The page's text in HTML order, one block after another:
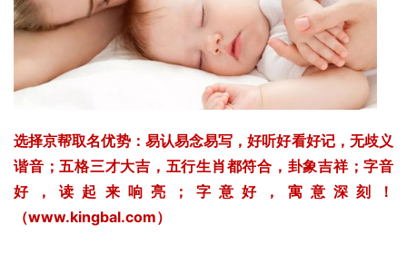
选择京帮取名优势：易认易念易写，好听好看好记，无歧义
谐音；五格三才大吉，五行生肖都符合，卦象吉祥；字音
好，读起来响亮；字意好，寓意深刻！
（www.kingbal.com）